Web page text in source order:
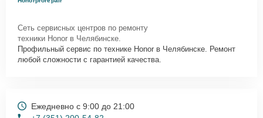
Сеть сервисных центров по ремонту
техники Honor в Челябинске.
Профильный сервис по технике Honor в Челябинске. Ремонт
любой сложности с гарантией качества.
Ежедневно с 9:00 до 21:00